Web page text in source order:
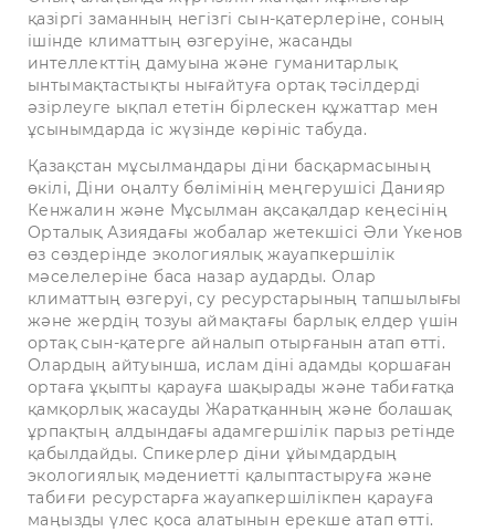
қазіргі заманның негізгі сын-қатерлеріне, соның
ішінде климаттың өзгеруіне, жасанды
интеллекттің дамуына және гуманитарлық
ынтымақтастықты нығайтуға ортақ тәсілдерді
әзірлеуге ықпал ететін бірлескен құжаттар мен
ұсынымдарда іс жүзінде көрініс табуда.
Қазақстан мұсылмандары діни басқармасының
өкілі, Діни оңалту бөлімінің меңгерушісі Данияр
Кенжалин және Мұсылман ақсақалдар кеңесінің
Орталық Азиядағы жобалар жетекшісі Әли Үкенов
өз сөздерінде экологиялық жауапкершілік
мәселелеріне баса назар аударды. Олар
климаттың өзгеруі, су ресурстарының тапшылығы
және жердің тозуы аймақтағы барлық елдер үшін
ортақ сын-қатерге айналып отырғанын атап өтті.
Олардың айтуынша, ислам діні адамды қоршаған
ортаға ұқыпты қарауға шақырады және табиғатқа
қамқорлық жасауды Жаратқанның және болашақ
ұрпақтың алдындағы адамгершілік парыз ретінде
қабылдайды. Спикерлер діни ұйымдардың
экологиялық мәдениетті қалыптастыруға және
табиғи ресурстарға жауапкершілікпен қарауға
маңызды үлес қоса алатынын ерекше атап өтті.